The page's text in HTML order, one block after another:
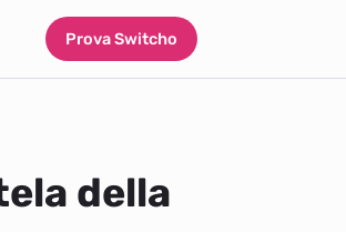
Prova Switcho
della